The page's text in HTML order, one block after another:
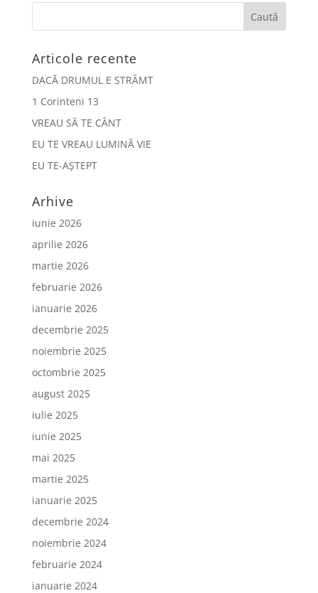
Articole recente
DACĂ DRUMUL E STRÂMT
1 Corinteni 13
VREAU SĂ TE CÂNT
EU TE VREAU LUMINĂ VIE
EU TE-AȘTEPT
Arhive
iunie 2026
aprilie 2026
martie 2026
februarie 2026
ianuarie 2026
decembrie 2025
noiembrie 2025
octombrie 2025
august 2025
iulie 2025
iunie 2025
mai 2025
martie 2025
ianuarie 2025
decembrie 2024
noiembrie 2024
februarie 2024
ianuarie 2024